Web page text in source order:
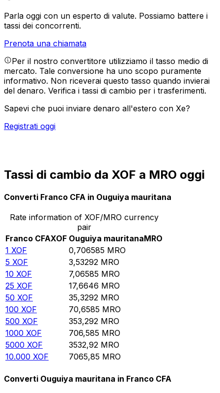
Parla oggi con un esperto di valute. Possiamo battere i
tassi dei concorrenti.
Prenota una chiamata
Per il nostro convertitore utilizziamo il tasso medio di
mercato. Tale conversione ha uno scopo puramente
informativo. Non riceverai questo tasso quando invierai
del denaro. Verifica i tassi di cambio per i trasferimenti.
Sapevi che puoi inviare denaro all'estero con Xe?
Registrati oggi
Tassi di cambio da XOF a MRO oggi
Converti Franco CFA in Ouguiya mauritana
Rate information of XOF/MRO currency
pair
Franco CFAXOF Ouguiya mauritanaMRO
1 XOF 0,706585 MRO
5 XOF 3,53292 MRO
10 XOF 7,06585 MRO
25 XOF 17,6646 MRO
50 XOF 35,3292 MRO
100 XOF 70,6585 MRO
500 XOF 353,292 MRO
1000 XOF 706,585 MRO
5000 XOF 3532,92 MRO
10.000 XOF 7065,85 MRO
Converti Ouguiya mauritana in Franco CFA